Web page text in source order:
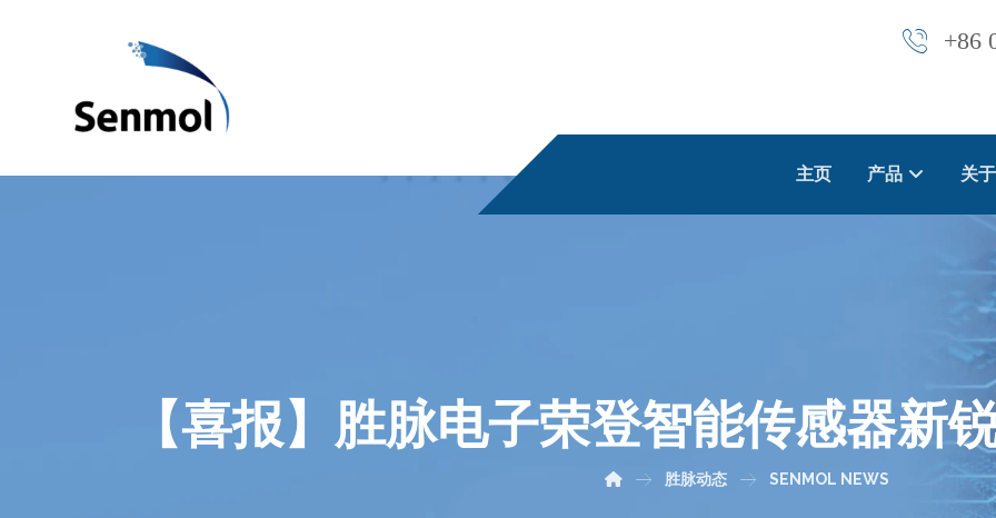
+86
主页 产品 关
【喜报】胜脉电子荣登智能传感器新
胜脉动态 SENMOL NEWS